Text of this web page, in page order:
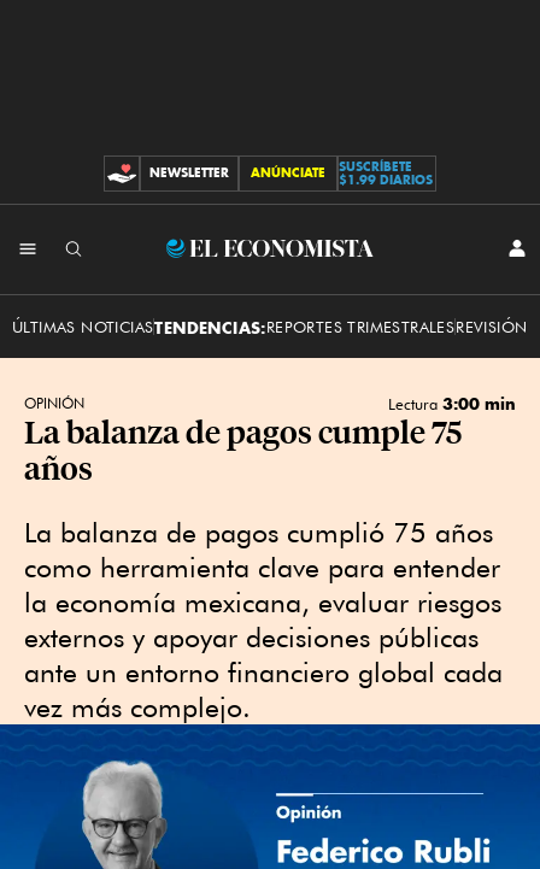
CONTRIBUCIONES
NEWSLETTER ANÚNCIATE
SUSCRÍBETE
$1.99 DIARIOS
El
ÚLTIMAS NOTICIASTENDENCIAS:REPORTES TRIMESTRALESREVISIÓN
OPINIÓN Lectura 3:00 min
La balanza de pagos cumple 75
años
La balanza de pagos cumplió 75 años
como herramienta clave para entender
la economía mexicana, evaluar riesgos
externos y apoyar decisiones públicas
ante un entorno financiero global cada
vez más complejo.